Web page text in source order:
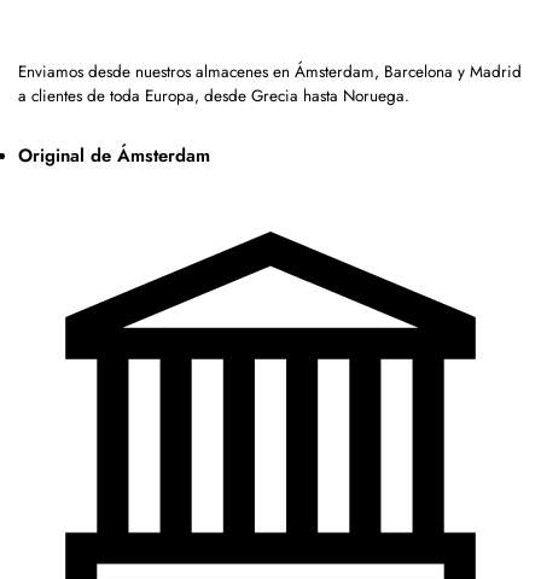
Enviamos desde nuestros almacenes en Ámsterdam, Barcelona y Madrid
a clientes de toda Europa, desde Grecia hasta Noruega.
Original de Ámsterdam